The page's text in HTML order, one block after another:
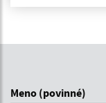
Meno (povinné)